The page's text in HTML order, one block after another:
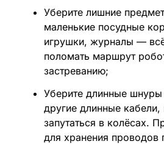
Уберите лишние
маленькие посудные
игрушки, журналы —
поломать маршрут
застреванию;
Уберите длинные шнуры
другие длинные
запутаться в колёсах.
для хранения проводов